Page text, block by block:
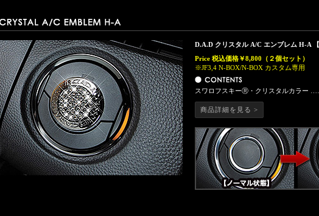
D.A.D クリスタル A/C エンブレム H-A 【
Price 税込価格￥8,800 （２個セット）
※JF3,4 N-BOX/N-BOX カスタム専用
スワロフスキーⓇ・クリスタルカラー
商品詳細を見る >